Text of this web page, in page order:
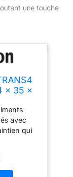
une touche
x 35 x
avec
qui
poche